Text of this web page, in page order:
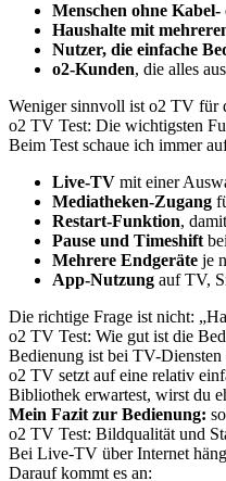
Menschen ohne
Haushalte mit
Nutzer, die einfache
o2-Kunden, die alles
Weniger sinnvoll ist o2 TV für
o2 TV Test: Die wichtigsten
Beim Test schaue ich immer
Live-TV mit einer
Mediatheken-Zugang
Restart-Funktion,
Pause und Timeshift
Mehrere Endgeräte je
App-Nutzung auf TV,
Die richtige Frage ist nicht:
o2 TV Test: Wie gut ist die
Bedienung ist bei TV-
o2 TV setzt auf eine relativ
Bibliothek erwartest, wirst du
Mein Fazit zur Bedienung:
o2 TV Test: Bildqualität und
Bei Live-TV über Internet
Darauf kommt es an: